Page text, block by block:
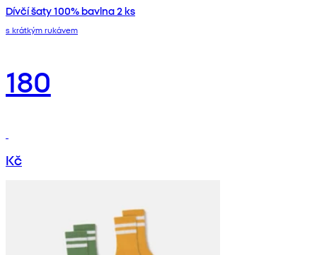
Dívčí šaty 100% bavlna 2 ks
s krátkým rukávem
180
Kč